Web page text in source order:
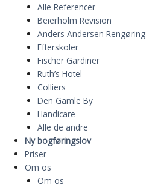
Alle Referencer
Beierholm Revision
Anders Andersen Rengøring
Efterskoler
Fischer Gardiner
Ruth’s Hotel
Colliers
Den Gamle By
Handicare
Alle de andre
Ny bogføringslov
Priser
Om os
Om os